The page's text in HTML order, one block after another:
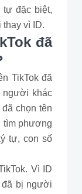
tự đặc biệt,
thay vì ID.
đã
TikTok đã
người khác
chọn tên
tìm phương
tự, con số
Vì ID
đã bị người